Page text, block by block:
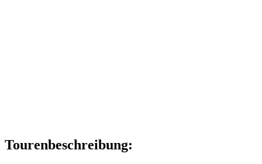
Tourenbeschreibung: